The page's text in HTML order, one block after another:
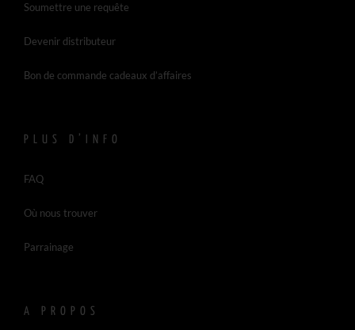
Soumettre une requête
Devenir distributeur
Bon de commande cadeaux d’affaires
PLUS D’INFO
FAQ
Où nous trouver
Parrainage
A PROPOS